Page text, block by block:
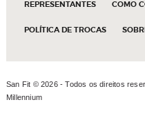
REPRESENTANTES COMO
POLÍTICA DE TROCAS
San Fit ©2026 - Todos os direitos
Millennium